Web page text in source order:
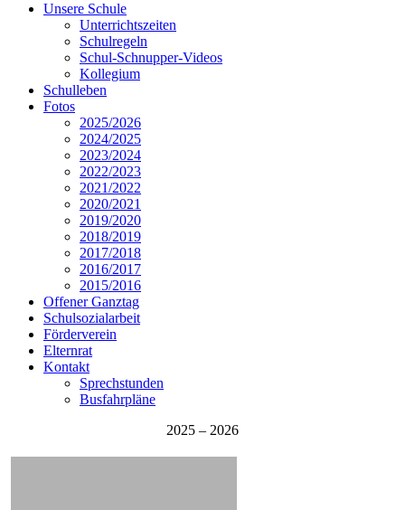
Unsere Schule
Unterrichtszeiten
Schulregeln
Schul-Schnupper-Videos
Kollegium
Schulleben
Fotos
2025/2026
2024/2025
2023/2024
2022/2023
2021/2022
2020/2021
2019/2020
2018/2019
2017/2018
2016/2017
2015/2016
Offener Ganztag
Schulsozialarbeit
Förderverein
Elternrat
Kontakt
Sprechstunden
Busfahrpläne
2025 – 2026